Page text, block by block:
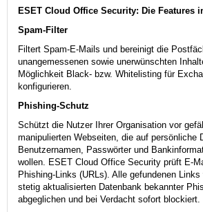
ESET Cloud Office Security: Die Features
Spam-Filter
Filtert Spam-E-Mails und bereinigt die
unangemessenen sowie unerwünschten
Möglichkeit Black- bzw. Whitelisting für
konfigurieren.
Phishing-Schutz
Schützt die Nutzer Ihrer Organisation vor
manipulierten Webseiten, die auf persönliche
Benutzernamen, Passwörter und
wollen. ESET Cloud Office Security prüft E-
Phishing-Links (URLs). Alle gefundenen
stetig aktualisierten Datenbank bekannter
abgeglichen und bei Verdacht sofort blockiert.